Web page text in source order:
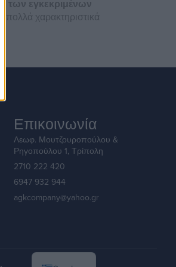
των εγκεκριμένων
πολλά χαρακτηριστικά
Επικοινωνία
Λεωφ. Μουτζουροπούλου &
Ρηγοπούλου 1, Τρίπολη
2710 222 420
6947 932 944
agkcompany@yahoo.gr